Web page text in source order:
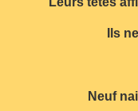
Ils
Neuf